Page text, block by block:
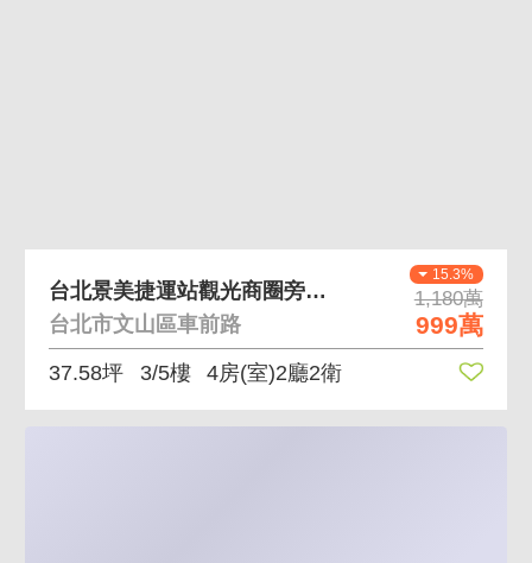
15.3%
1,180萬
999萬
台北景美捷運站觀光商圈旁四房美寓
台北市文山區車前路
37.58坪 3/5樓 4房(室)2廳2衛